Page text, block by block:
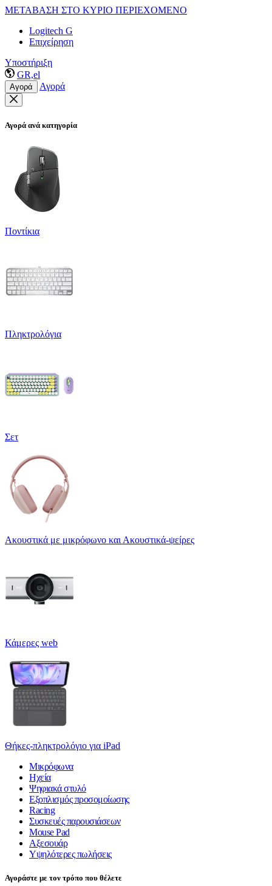
ΜΕΤΑΒΑΣΗ ΣΤΟ ΚΥΡΙΟ ΠΕΡΙΕΧΟΜΕΝΟ
Logitech G
Επιχείρηση
Υποστήριξη
GR,el
Αγορά Αγορά
Αγορά ανά κατηγορία
Ποντίκια
Πληκτρολόγια
Σετ
Ακουστικά με μικρόφωνο και Ακουστικά-ψείρες
Κάμερες web
Θήκες-πληκτρολόγιο για iPad
Μικρόφωνα
Ηχεία
Ψηφιακά στυλό
Εξοπλισμός προσομοίωσης
Racing
Συσκευές παρουσιάσεων
Mouse Pad
Αξεσουάρ
Υψηλότερες πωλήσεις
Αγοράστε με τον τρόπο που θέλετε